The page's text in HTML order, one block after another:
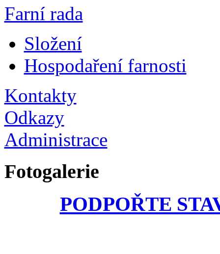
Farní rada
Složení
Hospodaření farnosti
Kontakty
Odkazy
Administrace
Fotogalerie
PODPOŘTE